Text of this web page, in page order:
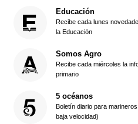
Educación
Recibe cada lunes
la Educación
Somos Agro
Recibe cada miércoles la
primario
5 océanos
Boletín diario para
baja velocidad)